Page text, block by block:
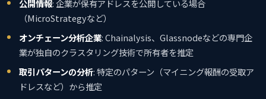
公開情報: 企業が保有アドレスを公開している場合
（MicroStrategyなど）
オンチェーン分析企業: Chainalysis、Glassnodeなどの専門企
業が独自のクラスタリング技術で所有者を推定
取引パターンの分析: 特定のパターン（マイニング報酬の受取ア
ドレスなど）から推定